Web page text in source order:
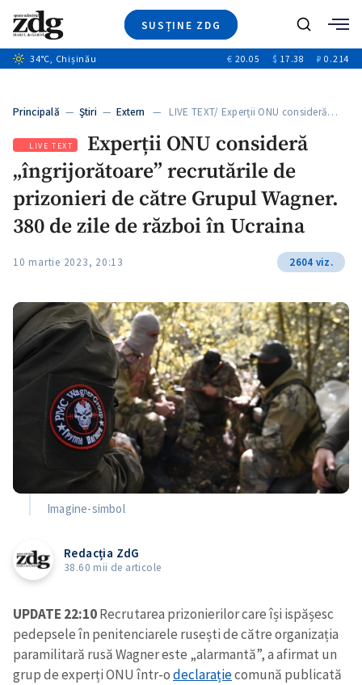
SUSȚINE ZDG
Ştiri
+12
Video
Special
Blog
Caută
34°C, Chișinău € 20.05 $ 17.38 ₽ 0.214
Principală — Ştiri — Extern — LIVE TEXT/ Experții ONU consideră…
LIVE TEXT
Experții ONU consideră
„îngrijorătoare” recrutările de
prizonieri de către Grupul Wagner.
380 de zile de război în Ucraina
10 martie 2023, 20:13 2604 viz.
Imagine-simbol
Redacția ZdG
38.60 mii de articole
UPDATE 22:10Recrutarea prizonierilor care își ispășesc
pedepsele în penitenciarele rusești de către organizația
paramilitară rusă Wagner este „alarmantă”, a afirmat un
grup de experți ONU într-odeclarațiecomună publicată